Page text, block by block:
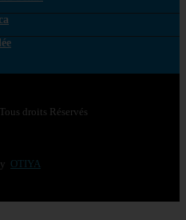
droits Réservés
OTIYA